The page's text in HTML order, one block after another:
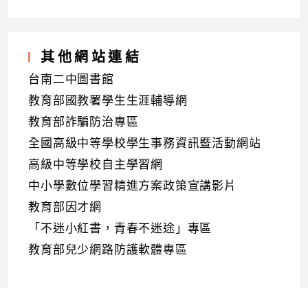
其他網站連結
台南二中圖書館
教育部國教署學生生涯輔導網
教育部詐騙防治專區
全國高級中等學校學生事務資訊暨活動網站
高級中等學校自主學習網
中小學數位學習精進方案政策宣講影片
教育部因才網
「不迷小紅書，青春不迷途」專區
教育部兒少網路防護軟體專區